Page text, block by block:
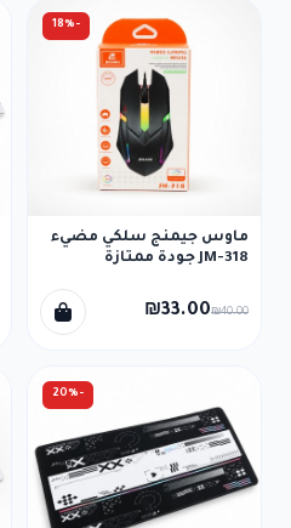
-18%
ماوس جيمنج سلكي مضيء
JM-318 جودة ممتازة
₪33.00₪40.00
-20%